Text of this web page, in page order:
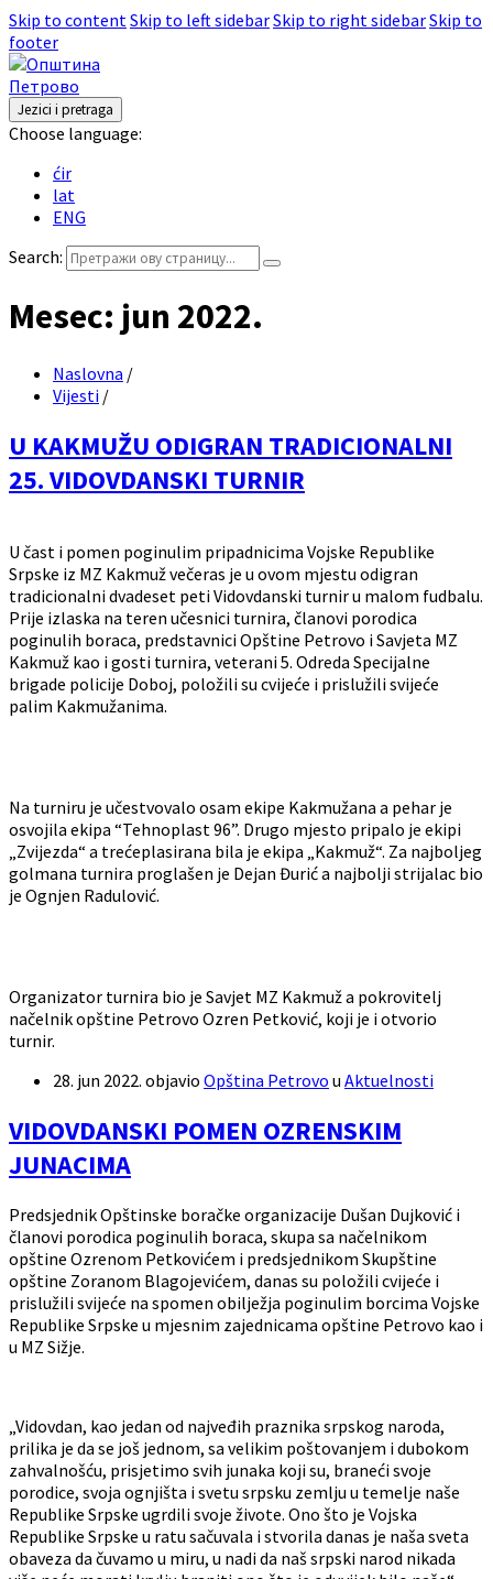
Skip to contentSkip to left sidebarSkip to right sidebarSkip to
footer
Jezici i pretraga
Choose language:
ćir
lat
ENG
Search:
Mesec: jun 2022.
Naslovna /
Vijesti /
U KAKMUŽU ODIGRAN TRADICIONALNI
25. VIDOVDANSKI TURNIR
U čast i pomen poginulim pripadnicima Vojske Republike
Srpske iz MZ Kakmuž večeras je u ovom mjestu odigran
tradicionalni dvadeset peti Vidovdanski turnir u malom fudbalu.
Prije izlaska na teren učesnici turnira, članovi porodica
poginulih boraca, predstavnici Opštine Petrovo i Savjeta MZ
Kakmuž kao i gosti turnira, veterani 5. Odreda Specijalne
brigade policije Doboj, položili su cvijeće i prislužili svijeće
palim Kakmužanima.
Na turniru je učestvovalo osam ekipe Kakmužana a pehar je
osvojila ekipa “Tehnoplast 96”. Drugo mjesto pripalo je ekipi
„Zvijezda“ a trećeplasirana bila je ekipa „Kakmuž“. Za najboljeg
golmana turnira proglašen je Dejan Đurić a najbolji strijalac bio
je Ognjen Radulović.
Organizator turnira bio je Savjet MZ Kakmuž a pokrovitelj
načelnik opštine Petrovo Ozren Petković, koji je i otvorio
turnir.
28. jun 2022. objavio Opština Petrovo u Aktuelnosti
VIDOVDANSKI POMEN OZRENSKIM
JUNACIMA
Predsjednik Opštinske boračke organizacije Dušan Dujković i
članovi porodica poginulih boraca, skupa sa načelnikom
opštine Ozrenom Petkovićem i predsjednikom Skupštine
opštine Zoranom Blagojevićem, danas su položili cvijeće i
prislužili svijeće na spomen obilježja poginulim borcima Vojske
Republike Srpske u mjesnim zajednicama opštine Petrovo kao i
u MZ Sižje.
„Vidovdan, kao jedan od najveđih praznika srpskog naroda,
prilika je da se još jednom, sa velikim poštovanjem i dubokom
zahvalnošću, prisjetimo svih junaka koji su, braneći svoje
porodice, svoja ognjišta i svetu srpsku zemlju u temelje naše
Republike Srpske ugrdili svoje živote. Ono što je Vojska
Republike Srpske u ratu sačuvala i stvorila danas je naša sveta
obaveza da čuvamo u miru, u nadi da naš srpski narod nikada